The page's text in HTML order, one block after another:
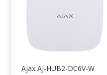
Ajax AJ-HUB2-DC6V-W